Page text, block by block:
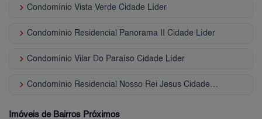
keyboard_arrow_right Condomínio Vista Verde Cidade Líder
keyboard_arrow_right Condomínio Residencial Panorama II Cidade Líder
keyboard_arrow_right Condomínio Vilar Do Paraíso Cidade Líder
keyboard_arrow_right Condomínio Residencial Nosso Rei Jesus Cidade Líder
Imóveis de Bairros Próximos